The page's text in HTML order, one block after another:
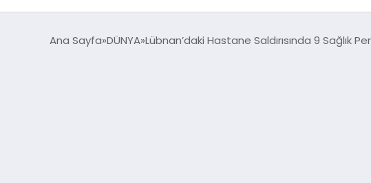
Ana Sayfa DÜNYA Lübnan’daki Hastane Saldırısında 9 Sağlık